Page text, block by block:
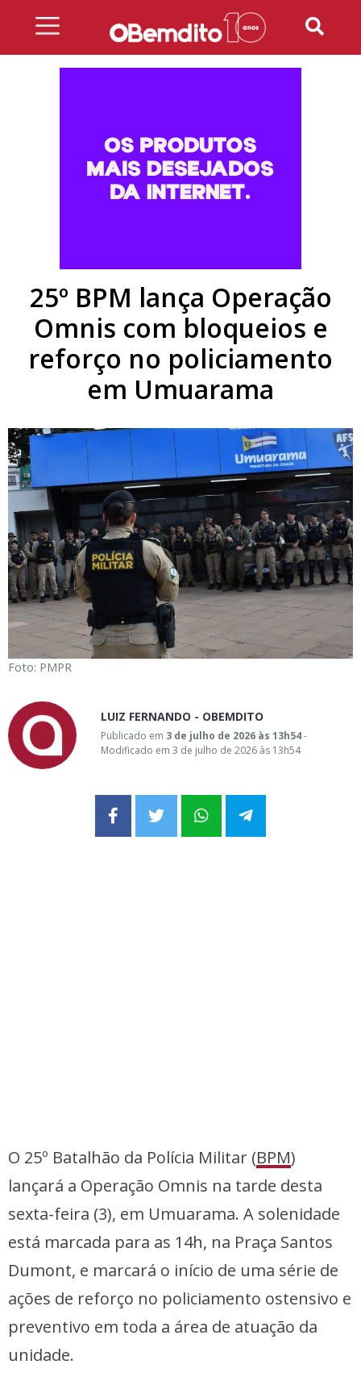
25º BPM lança Operação
Omnis com bloqueios e
reforço no policiamento
em Umuarama
Foto: PMPR
LUIZ FERNANDO - OBEMDITO
Publicado em 3 de julho de 2026 às 13h54-
Modificado em 3 de julho de 2026 às 13h54
O 25º Batalhão da Polícia Militar (BPM)
lançará a Operação Omnis na tarde desta
sexta-feira (3), em Umuarama. A solenidade
está marcada para as 14h, na Praça Santos
Dumont, e marcará o início de uma série de
ações de reforço no policiamento ostensivo e
preventivo em toda a área de atuação da
unidade.